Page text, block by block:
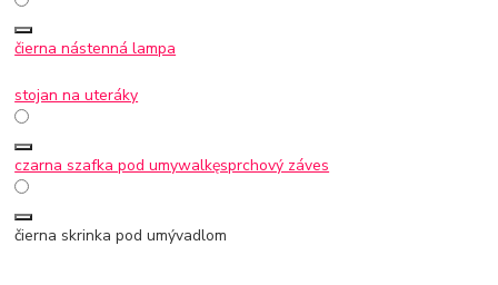
čierna nástenná lampa
stojan na uteráky
czarna szafka pod umywalkęsprchový záves
čierna skrinka pod umývadlom